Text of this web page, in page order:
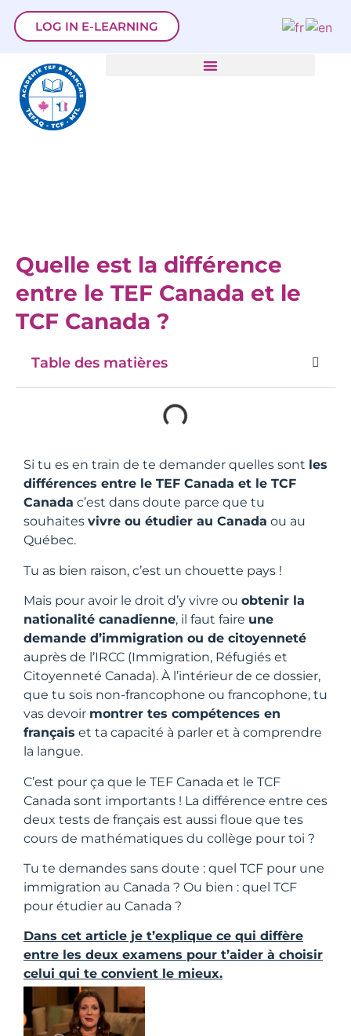
LOG IN E-LEARNING
Quelle est la différence
entre le TEF Canada et le
TCF Canada ?
Table des matières
Si tu es en train de te demander quelles sont les
différences entre le TEF Canada et le TCF
Canada c’est dans doute parce que tu
souhaites vivre ou étudier au Canada ou au
Québec.
Tu as bien raison, c’est un chouette pays !
Mais pour avoir le droit d’y vivre ou obtenir la
nationalité canadienne, il faut faire une
demande d’immigration ou de citoyenneté
auprès de l’IRCC (Immigration, Réfugiés et
Citoyenneté Canada). À l’intérieur de ce dossier,
que tu sois non-francophone ou francophone, tu
vas devoir montrer tes compétences en
français et ta capacité à parler et à comprendre
la langue.
C’est pour ça que le TEF Canada et le TCF
Canada sont importants ! La différence entre ces
deux tests de français est aussi floue que tes
cours de mathématiques du collège pour toi ?
Tu te demandes sans doute : quel TCF pour une
immigration au Canada ? Ou bien : quel TCF
pour étudier au Canada ?
Dans cet article je t’explique ce qui diffère
entre les deux examens pour t’aider à choisir
celui qui te convient le mieux.